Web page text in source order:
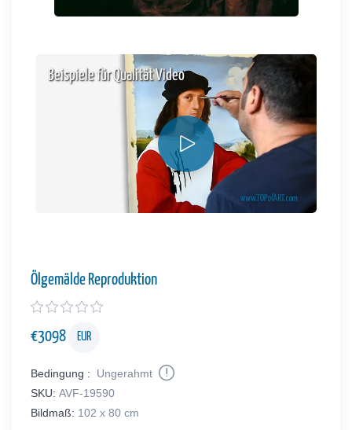
Beispiele für Qualität Video
Ölgemälde Reproduktion
€3098 EUR
Bedingung :
Ungerahmt
SKU: AVF-19590
Bildmaß: 102 x 80 cm